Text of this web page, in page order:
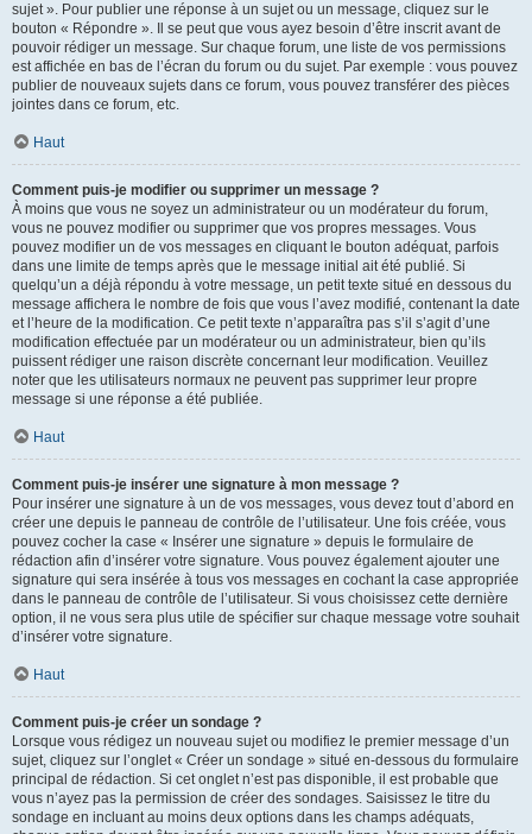
sujet ». Pour publier une réponse à un sujet ou un message, cliquez sur le
bouton « Répondre ». Il se peut que vous ayez besoin d’être inscrit avant de
pouvoir rédiger un message. Sur chaque forum, une liste de vos permissions
est affichée en bas de l’écran du forum ou du sujet. Par exemple : vous pouvez
publier de nouveaux sujets dans ce forum, vous pouvez transférer des pièces
jointes dans ce forum, etc.
Haut
Comment puis-je modifier ou supprimer un message ?
À moins que vous ne soyez un administrateur ou un modérateur du forum,
vous ne pouvez modifier ou supprimer que vos propres messages. Vous
pouvez modifier un de vos messages en cliquant le bouton adéquat, parfois
dans une limite de temps après que le message initial ait été publié. Si
quelqu’un a déjà répondu à votre message, un petit texte situé en dessous du
message affichera le nombre de fois que vous l’avez modifié, contenant la date
et l’heure de la modification. Ce petit texte n’apparaîtra pas s’il s’agit d’une
modification effectuée par un modérateur ou un administrateur, bien qu’ils
puissent rédiger une raison discrète concernant leur modification. Veuillez
noter que les utilisateurs normaux ne peuvent pas supprimer leur propre
message si une réponse a été publiée.
Haut
Comment puis-je insérer une signature à mon message ?
Pour insérer une signature à un de vos messages, vous devez tout d’abord en
créer une depuis le panneau de contrôle de l’utilisateur. Une fois créée, vous
pouvez cocher la case « Insérer une signature » depuis le formulaire de
rédaction afin d’insérer votre signature. Vous pouvez également ajouter une
signature qui sera insérée à tous vos messages en cochant la case appropriée
dans le panneau de contrôle de l’utilisateur. Si vous choisissez cette dernière
option, il ne vous sera plus utile de spécifier sur chaque message votre souhait
d’insérer votre signature.
Haut
Comment puis-je créer un sondage ?
Lorsque vous rédigez un nouveau sujet ou modifiez le premier message d’un
sujet, cliquez sur l’onglet « Créer un sondage » situé en-dessous du formulaire
principal de rédaction. Si cet onglet n’est pas disponible, il est probable que
vous n’ayez pas la permission de créer des sondages. Saisissez le titre du
sondage en incluant au moins deux options dans les champs adéquats,